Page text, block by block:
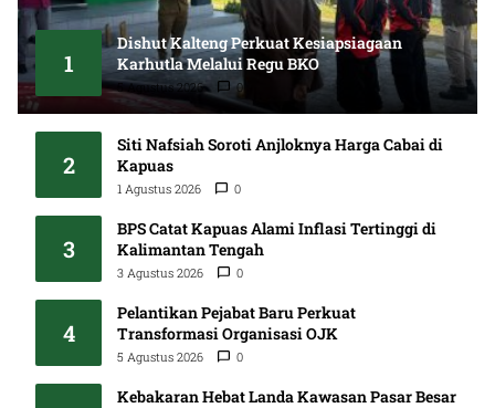
1
Dishut Kalteng Perkuat Kesiapsiagaan
Karhutla Melalui Regu BKO
5 Agustus 2026 0
2
Siti Nafsiah Soroti Anjloknya Harga Cabai di
Kapuas
1 Agustus 2026 0
3
BPS Catat Kapuas Alami Inflasi Tertinggi di
Kalimantan Tengah
3 Agustus 2026 0
4
Pelantikan Pejabat Baru Perkuat
Transformasi Organisasi OJK
5 Agustus 2026 0
Kebakaran Hebat Landa Kawasan Pasar Besar